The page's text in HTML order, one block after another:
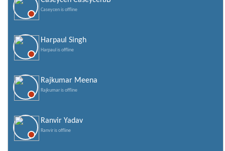
Caseycen is offline
Harpaul Singh
Harpaul is offline
Rajkumar Meena
Rajkumar is offline
Ranvir Yadav
Ranvir is offline